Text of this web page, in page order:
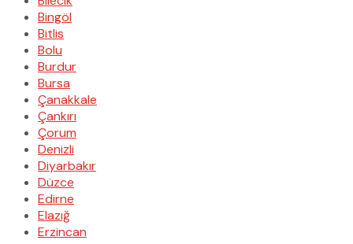
Bingöl
Bitlis
Bolu
Burdur
Bursa
Çanakkale
Çankırı
Çorum
Denizli
Diyarbakır
Düzce
Edirne
Elazığ
Erzincan